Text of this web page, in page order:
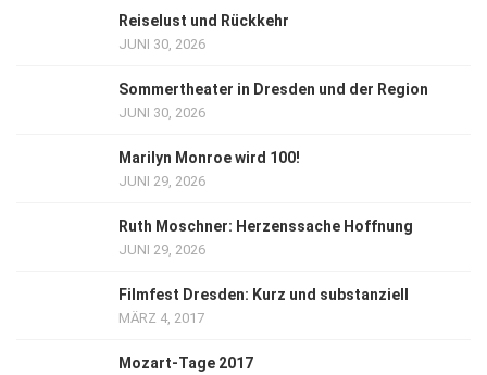
Reiselust und Rückkehr
JUNI 30, 2026
Sommertheater in Dresden und der Region
JUNI 30, 2026
Marilyn Monroe wird 100!
JUNI 29, 2026
Ruth Moschner: Herzenssache Hoffnung
JUNI 29, 2026
Filmfest Dresden: Kurz und substanziell
MÄRZ 4, 2017
Mozart-Tage 2017